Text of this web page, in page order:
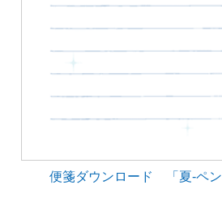
便箋ダウンロード 「夏-ペン